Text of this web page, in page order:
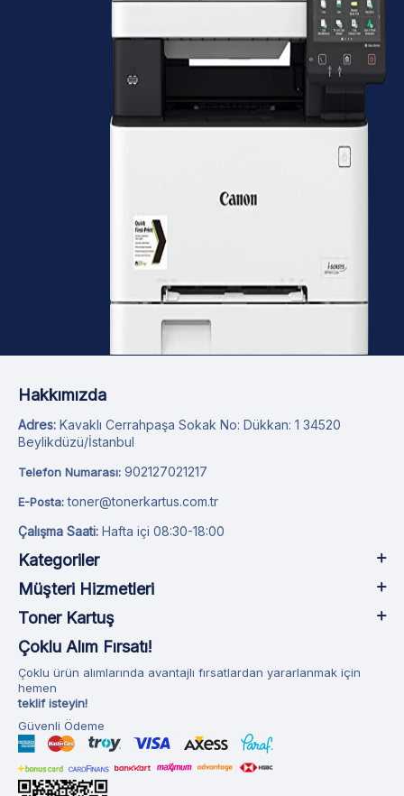
Hakkımızda
Adres: Kavaklı Cerrahpaşa Sokak No: Dükkan: 1 34520
Beylikdüzü/İstanbul
Telefon Numarası: 902127021217
E-Posta: toner@tonerkartus.com.tr
Çalışma Saati: Hafta içi 08:30-18:00
Kategoriler
Müşteri Hizmetleri
Toner Kartuş
Çoklu Alım Fırsatı!
Çoklu ürün alımlarında avantajlı fırsatlardan yararlanmak için
hemen
teklif isteyin!
Güvenli Ödeme